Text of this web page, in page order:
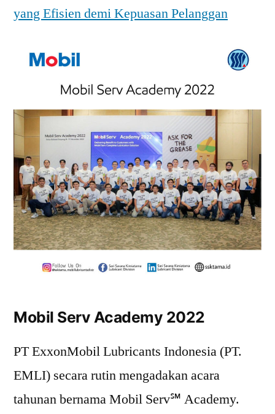
yang Efisien demi Kepuasan Pelanggan
Mobil Serv Academy 2022
PT ExxonMobil Lubricants Indonesia (PT.
EMLI) secara rutin mengadakan acara
tahunan bernama Mobil Serv℠ Academy.